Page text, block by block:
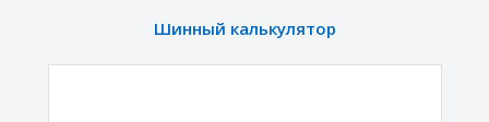
Шинный калькулятор